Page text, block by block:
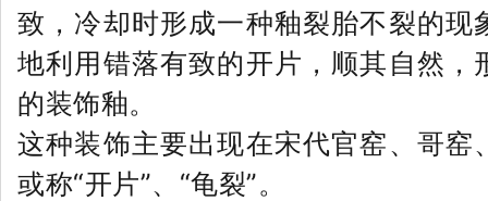
致，冷却时形成一种釉裂胎不裂的现
地利用错落有致的开片，顺其自然，
的装饰釉。
这种装饰主要出现在宋代官窑、哥窑
或称“开片”、“龟裂”。